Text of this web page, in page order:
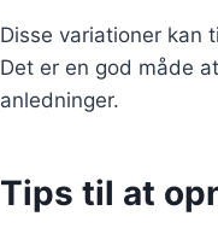
Disse variationer kan
Det er en god måde
anledninger.
Tips til at